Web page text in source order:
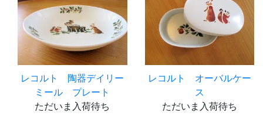
レコルト 陶器デイリー
ミール プレート
ただいま入荷待ち
レコルト オーバルケー
ス
ただいま入荷待ち